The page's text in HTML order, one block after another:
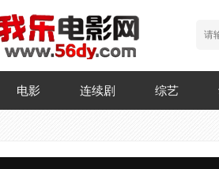
电影 连续剧 综艺